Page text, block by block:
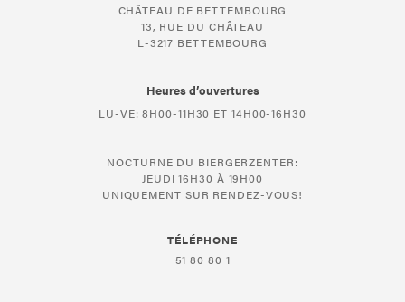
CHÂTEAU DE BETTEMBOURG
13, RUE DU CHÂTEAU
L-3217 BETTEMBOURG
Heures d’ouvertures
LU-VE: 8H00-11H30 ET 14H00-16H30
NOCTURNE DU BIERGERZENTER:
JEUDI 16H30 À 19H00
UNIQUEMENT SUR RENDEZ-VOUS!
TÉLÉPHONE
51 80 80 1